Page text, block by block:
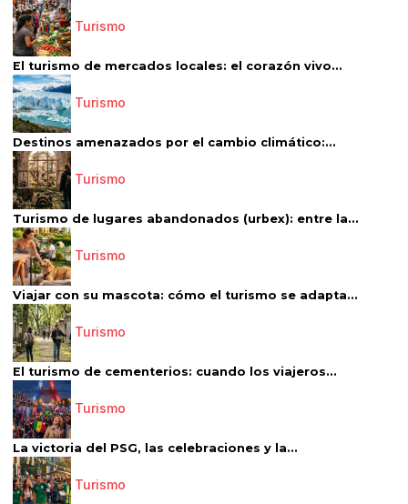
Turismo
El turismo de mercados locales: el corazón vivo...
Turismo
Destinos amenazados por el cambio climático:...
Turismo
Turismo de lugares abandonados (urbex): entre la...
Turismo
Viajar con su mascota: cómo el turismo se adapta...
Turismo
El turismo de cementerios: cuando los viajeros...
Turismo
La victoria del PSG, las celebraciones y la...
Turismo